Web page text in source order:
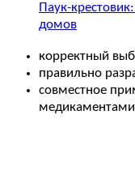
Паук-
домов
корректный
правильно
совместное
медикаментами